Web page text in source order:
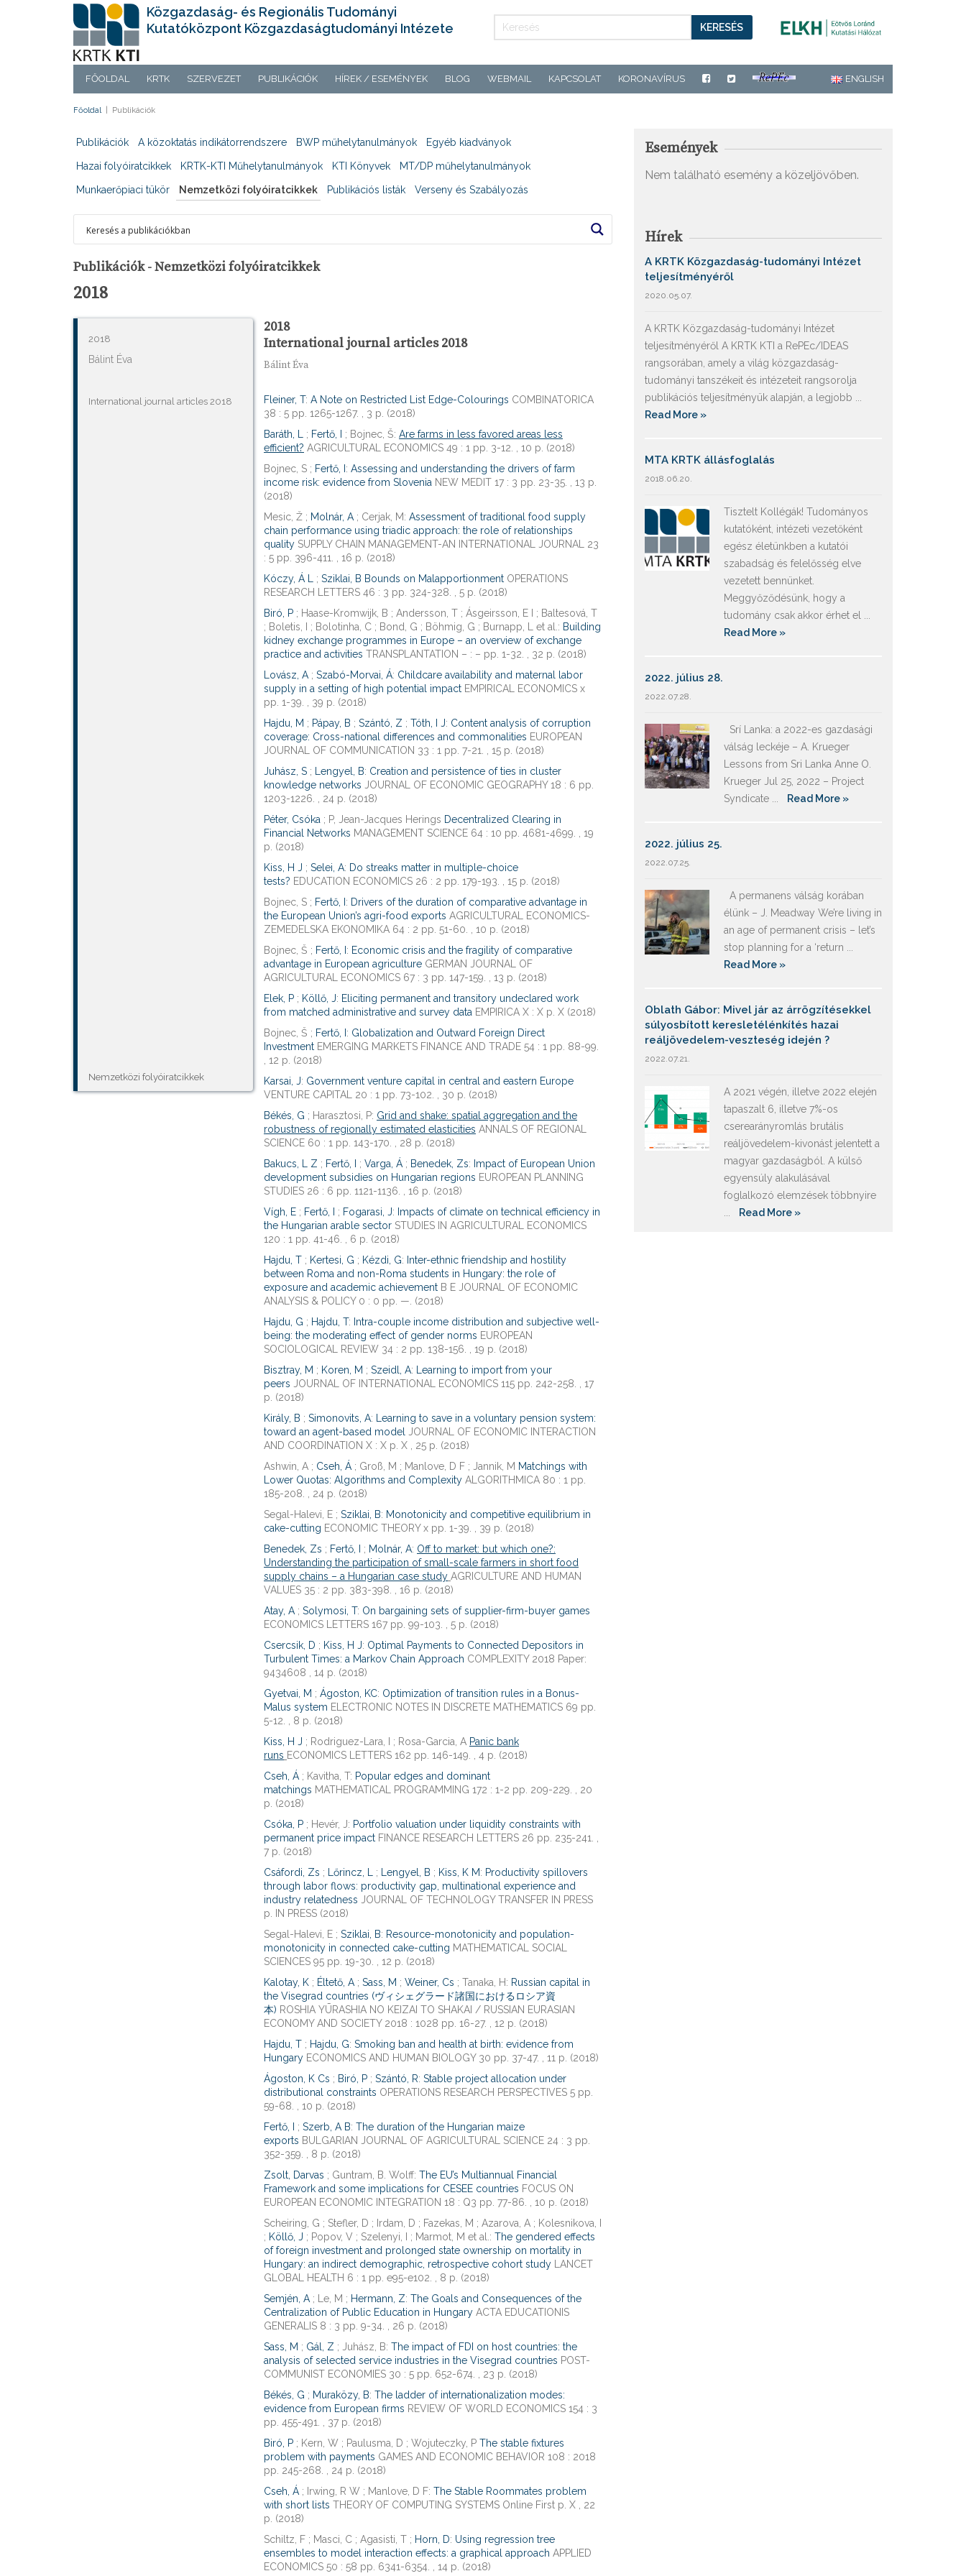
Közgazdaság- és Regionális Tudományi
Kutatóközpont Közgazdaságtudományi Intézete
KERESÉS
FŐOLDAL KRTK SZERVEZET PUBLIKÁCIÓK HÍREK / ESEMÉNYEK BLOG WEBMAIL KAPCSOLAT KORONAVÍRUS ENGLISH
Főoldal Publikációk
Publikációk A közoktatás indikátorrendszere BWP műhelytanulmányok Egyéb kiadványok
Hazai folyóiratcikkek KRTK-KTI Műhelytanulmányok KTI Könyvek MT/DP műhelytanulmányok
Munkaerőpiaci tükör Nemzetközi folyóiratcikkek Publikációs listák Verseny és Szabályozás
Publikációk - Nemzetközi folyóiratcikkek
2018
2018
Bálint Éva
International journal articles 2018
Nemzetközi folyóiratcikkek
2018
International journal articles 2018
Bálint Éva
Fleiner, T: A Note on Restricted List Edge-Colourings COMBINATORICA
38 : 5 pp. 1265-1267. , 3 p. (2018)
Baráth, L
; Fertő, I ; Bojnec, Š: Are farms in less favored areas less
efficient? AGRICULTURAL ECONOMICS 49 : 1 pp. 3-12. , 10 p. (2018)
Bojnec, S ; Fertő, I : Assessing and understanding the drivers of farm
income risk: evidence from Slovenia NEW MEDIT 17 : 3 pp. 23-35. , 13 p.
(2018)
Mesic, Ž ; Molnár, A ; Cerjak, M: Assessment of traditional food supply
chain performance using triadic approach: the role of relationships
quality SUPPLY CHAIN MANAGEMENT-AN INTERNATIONAL JOURNAL 23
: 5 pp. 396-411. , 16 p. (2018)
Kóczy, Á L
; Sziklai, B Bounds on Malapportionment OPERATIONS
RESEARCH LETTERS 46 : 3 pp. 324-328. , 5 p. (2018)
Biró, P ; Haase-Kromwijk, B ; Andersson, T ; Ásgeirsson, E I ; Baltesová, T
; Boletis, I ; Bolotinha, C ; Bond, G ; Böhmig, G ; Burnapp, L et al.: Building
kidney exchange programmes in Europe – an overview of exchange
practice and activities TRANSPLANTATION – : – pp. 1-32. , 32 p. (2018)
Lovász, A ; Szabó-Morvai, Á: Childcare availability and maternal labor
supply in a setting of high potential impact EMPIRICAL ECONOMICS x
pp. 1-39. , 39 p. (2018)
Hajdu, M ; Pápay, B ; Szántó, Z ; Tóth, I J: Content analysis of corruption
coverage: Cross-national differences and commonalities EUROPEAN
JOURNAL OF COMMUNICATION 33 : 1 pp. 7-21. , 15 p. (2018)
Juhász, S ; Lengyel, B: Creation and persistence of ties in cluster
knowledge networks JOURNAL OF ECONOMIC GEOGRAPHY 18 : 6 pp.
1203-1226. , 24 p. (2018)
Péter, Csóka ; P, Jean-Jacques Herings Decentralized Clearing in
Financial Networks MANAGEMENT SCIENCE 64 : 10 pp. 4681-4699. , 19
p. (2018)
Kiss, H J ; Selei, A: Do streaks matter in multiple-choice
tests? EDUCATION ECONOMICS 26 : 2 pp. 179-193. , 15 p. (2018)
Bojnec, S ; Fertő, I : Drivers of the duration of comparative advantage in
the European Union’s agri-food exports AGRICULTURAL ECONOMICS-
ZEMEDELSKA EKONOMIKA 64 : 2 pp. 51-60. , 10 p. (2018)
Bojnec, Š ; Fertő, I : Economic crisis and the fragility of comparative
advantage in European agriculture GERMAN JOURNAL OF
AGRICULTURAL ECONOMICS 67 : 3 pp. 147-159. , 13 p. (2018)
Elek, P ; Köllő, J: Eliciting permanent and transitory undeclared work
from matched administrative and survey data EMPIRICA X : X p. X (2018)
Bojnec, Š ; Fertő, I : Globalization and Outward Foreign Direct
Investment EMERGING MARKETS FINANCE AND TRADE 54 : 1 pp. 88-99.
, 12 p. (2018)
Karsai, J: Government venture capital in central and eastern Europe
VENTURE CAPITAL 20 : 1 pp. 73-102. , 30 p. (2018)
Békés, G ; Harasztosi, P: Grid and shake: spatial aggregation and the
robustness of regionally estimated elasticities ANNALS OF REGIONAL
SCIENCE 60 : 1 pp. 143-170. , 28 p. (2018)
Bakucs, L Z ; Fertő, I ; Varga, Á ; Benedek, Zs: Impact of European Union
development subsidies on Hungarian regions EUROPEAN PLANNING
STUDIES 26 : 6 pp. 1121-1136. , 16 p. (2018)
Vígh, E ; Fertő, I ; Fogarasi, J: Impacts of climate on technical efficiency in
the Hungarian arable sector STUDIES IN AGRICULTURAL ECONOMICS
120 : 1 pp. 41-46. , 6 p. (2018)
Hajdu, T ; Kertesi, G ; Kézdi, G: Inter-ethnic friendship and hostility
between Roma and non-Roma students in Hungary: the role of
exposure and academic achievement B E JOURNAL OF ECONOMIC
ANALYSIS & POLICY 0 : 0 pp. —. (2018)
Hajdu, G ; Hajdu, T: Intra-couple income distribution and subjective well-
being: the moderating effect of gender norms EUROPEAN
SOCIOLOGICAL REVIEW 34 : 2 pp. 138-156. , 19 p. (2018)
Bisztray, M ; Koren, M ; Szeidl, A:
Learning to import from your
peers JOURNAL OF INTERNATIONAL ECONOMICS 115 pp. 242-258. , 17
p. (2018)
Király, B ; Simonovits, A:
Learning to save in a voluntary pension system:
toward an agent-based model
JOURNAL OF ECONOMIC INTERACTION
AND COORDINATION X : X p. X , 25 p. (2018)
Ashwin, A ; Cseh, Á ; Groß, M ; Manlove, D F ; Jannik, M Matchings with
Lower Quotas: Algorithms and Complexity ALGORITHMICA 80 : 1 pp.
185-208. , 24 p. (2018)
Segal-Halevi, E ; Sziklai, B: Monotonicity and competitive equilibrium in
cake-cutting ECONOMIC THEORY x pp. 1-39. , 39 p. (2018)
Benedek, Zs ; Fertő, I ; Molnár, A: Off to market: but which one?:
Understanding the participation of small-scale farmers in short food
supply chains – a Hungarian case study AGRICULTURE AND HUMAN
VALUES 35 : 2 pp. 383-398. , 16 p. (2018)
Atay, A ; Solymosi, T: On bargaining sets of supplier-firm-buyer games
ECONOMICS LETTERS 167 pp. 99-103. , 5 p. (2018)
Csercsik, D ; Kiss, H J: Optimal Payments to Connected Depositors in
Turbulent Times: a Markov Chain Approach COMPLEXITY 2018 Paper:
9434608 , 14 p. (2018)
Gyetvai, M ; Ágoston, KC: Optimization of transition rules in a Bonus-
Malus system ELECTRONIC NOTES IN DISCRETE MATHEMATICS 69 pp.
5-12. , 8 p. (2018)
Kiss, H J ; Rodriguez-Lara, I ; Rosa-Garcia, A Panic bank
runs ECONOMICS LETTERS 162 pp. 146-149. , 4 p. (2018)
Cseh, Á ; Kavitha, T: Popular edges and dominant
matchings MATHEMATICAL PROGRAMMING 172 : 1-2 pp. 209-229. , 20
p. (2018)
Csóka, P ; Hevér, J: Portfolio valuation under liquidity constraints with
permanent price impact FINANCE RESEARCH LETTERS 26 pp. 235-241. ,
7 p. (2018)
Csáfordi, Zs ; Lőrincz, L ; Lengyel, B ; Kiss, K M: Productivity spillovers
through labor flows: productivity gap, multinational experience and
industry relatedness JOURNAL OF TECHNOLOGY TRANSFER IN PRESS
p. IN PRESS (2018)
Segal-Halevi, E ; Sziklai, B: Resource-monotonicity and population-
monotonicity in connected cake-cutting MATHEMATICAL SOCIAL
SCIENCES 95 pp. 19-30. , 12 p. (2018)
Kalotay, K ; Éltető, A ; Sass, M ; Weiner, Cs ; Tanaka, H: Russian capital in
the Visegrad countries (ヴィシェグラード諸国におけるロシア資
本) ROSHIA YŪRASHIA NO KEIZAI TO SHAKAI / RUSSIAN EURASIAN
ECONOMY AND SOCIETY 2018 : 1028 pp. 16-27. , 12 p. (2018)
Hajdu, T ; Hajdu, G: Smoking ban and health at birth: evidence from
Hungary ECONOMICS AND HUMAN BIOLOGY 30 pp. 37-47. , 11 p. (2018)
Ágoston, K Cs ; Biró, P ; Szántó, R: Stable project allocation under
distributional constraints OPERATIONS RESEARCH PERSPECTIVES 5 pp.
59-68. , 10 p. (2018)
Fertő, I
; Szerb, A B: The duration of the Hungarian maize
exports BULGARIAN JOURNAL OF AGRICULTURAL SCIENCE 24 : 3 pp.
352-359. , 8 p. (2018)
Zsolt, Darvas ; Guntram, B. Wolff: The EU’s Multiannual Financial
Framework and some implications for CESEE countries FOCUS ON
EUROPEAN ECONOMIC INTEGRATION 18 : Q3 pp. 77-86. , 10 p. (2018)
Scheiring, G ; Stefler, D ; Irdam, D ; Fazekas, M ; Azarova, A ; Kolesnikova, I
; Köllő, J ; Popov, V ; Szelenyi, I ; Marmot, M et al.: The gendered effects
of foreign investment and prolonged state ownership on mortality in
Hungary: an indirect demographic, retrospective cohort study LANCET
GLOBAL HEALTH 6 : 1 pp. e95-e102. , 8 p. (2018)
Semjén, A ; Le, M ; Hermann, Z: The Goals and Consequences of the
Centralization of Public Education in Hungary ACTA EDUCATIONIS
GENERALIS 8 : 3 pp. 9-34. , 26 p. (2018)
Sass, M ; Gál, Z ; Juhász, B: The impact of FDI on host countries: the
analysis of selected service industries in the Visegrad countries POST-
COMMUNIST ECONOMIES 30 : 5 pp. 652-674. , 23 p. (2018)
Békés, G ; Muraközy, B: The ladder of internationalization modes:
evidence from European firms REVIEW OF WORLD ECONOMICS 154 : 3
pp. 455-491. , 37 p. (2018)
Biró, P ; Kern, W ; Paulusma, D ; Wojuteczky, P The stable fixtures
problem with payments GAMES AND ECONOMIC BEHAVIOR 108 : 2018
pp. 245-268. , 24 p. (2018)
Cseh, Á ; Irwing, R W ; Manlove, D F: The Stable Roommates problem
with short lists THEORY OF COMPUTING SYSTEMS Online First p. X , 22
p. (2018)
Schiltz, F ; Masci, C ; Agasisti, T ; Horn, D: Using regression tree
ensembles to model interaction effects: a graphical approach APPLIED
ECONOMICS 50 : 58 pp. 6341-6354. , 14 p. (2018)
Események
Nem található esemény a közeljövőben.
Hírek
A KRTK Közgazdaság-tudományi Intézet
teljesítményéről
2020.05.07.
A KRTK Közgazdaság-tudományi Intézet
teljesítményéről A KRTK KTI a RePEc/IDEAS
rangsorában, amely a világ közgazdaság-
tudományi tanszékeit és intézeteit rangsorolja
publikációs teljesítményük alapján, a legjobb ...
Read More »
MTA KRTK állásfoglalás
2018.06.20.
Tisztelt Kollégák! Tudományos
kutatóként, intézeti vezetőként
egész életünkben a kutatói
szabadság és felelősség elve
vezetett bennünket.
Meggyőződésünk, hogy a
tudomány csak akkor érhet el ...
Read More »
2022. július 28.
2022.07.28.
Srí Lanka: a 2022-es gazdasági
válság leckéje – A. Krueger
Lessons from Sri Lanka Anne O.
Krueger Jul 25, 2022 – Project
Syndicate ...
Read More »
2022. július 25.
2022.07.25.
A permanens válság korában
élünk – J. Meadway We’re living in
an age of permanent crisis – let’s
stop planning for a ‘return ...
Read More »
Oblath Gábor: Mivel jár az árrögzítésekkel
súlyosbított keresletélénkítés hazai
reáljövedelem-veszteség idején ?
2022.07.21.
A 2021 végén, illetve 2022 elején
tapaszalt 6, illetve 7%-os
cserearányromlás brutális
reáljövedelem-kivonást jelentett a
magyar gazdaságból. A külső
egyensúly alakulásával
foglalkozó elemzések többnyire
Read More »